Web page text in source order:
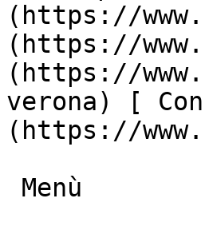
(https://
(https://
(https://
verona) [
(https://